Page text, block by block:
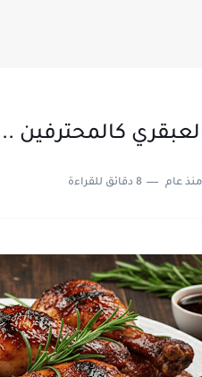
كالمحترفين ..
منذ عام 8 دقائق للقراءة